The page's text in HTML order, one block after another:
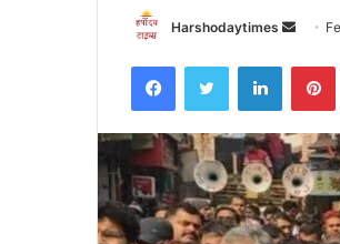
Harshodaytimes
Send
email
FacebookTwitter LinkedIn